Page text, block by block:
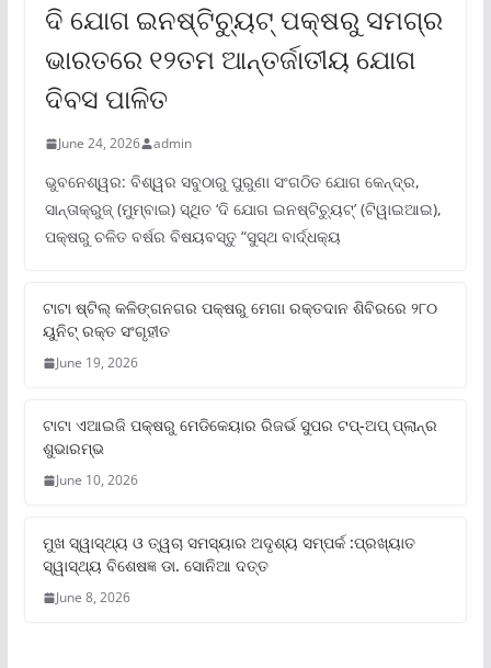
ଦି ଯୋଗ ଇନଷ୍ଟିଚ୍ୟୁଟ୍ ପକ୍ଷରୁ ସମଗ୍ର
ଭାରତରେ ୧୨ତମ ଆନ୍ତର୍ଜାତୀୟ ଯୋଗ
ଦିବସ ପାଳିତ
June 24, 2026 admin
ଭୁବନେଶ୍ୱର: ବିଶ୍ୱର ସବୁଠାରୁ ପୁରୁଣା ସଂଗଠିତ ଯୋଗ କେନ୍ଦ୍ର,
ସାନ୍ତାକ୍ରୁଜ୍ (ମୁମ୍ବାଇ) ସ୍ଥିତ ‘ଦି ଯୋଗ ଇନଷ୍ଟିଚ୍ୟୁଟ୍‌’ (ଟିୱାଇଆଇ),
ପକ୍ଷରୁ ଚଳିତ ବର୍ଷର ବିଷୟବସ୍ତୁ “ସୁସ୍ଥ ବାର୍ଦ୍ଧକ୍ୟ
ଟାଟା ଷ୍ଟିଲ୍‌ କଳିଙ୍ଗନଗର ପକ୍ଷରୁ ମେଗା ରକ୍ତଦାନ ଶିବିରରେ ୨୮୦
ୟୁନିଟ୍‌ ରକ୍ତ ସଂଗୃହୀତ
June 19, 2026
ଟାଟା ଏଆଇଜି ପକ୍ଷରୁ ମେଡିକେୟାର ରିଜର୍ଭ ସୁପର ଟପ୍‌-ଅପ୍ ପ୍ଲାନ୍‌ର
ଶୁଭାରମ୍ଭ
June 10, 2026
ମୁଖ ସ୍ୱାସ୍ଥ୍ୟ ଓ ତ୍ୱଚା ସମସ୍ୟାର ଅଦୃଶ୍ୟ ସମ୍ପର୍କ :ପ୍ରଖ୍ୟାତ
ସ୍ୱାସ୍ଥ୍ୟ ବିଶେଷଜ୍ଞ ଡା. ସୋନିଆ ଦତ୍ତ
June 8, 2026